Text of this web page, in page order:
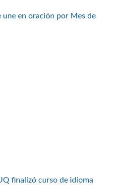
en oración por Mes de
finalizó curso de idioma